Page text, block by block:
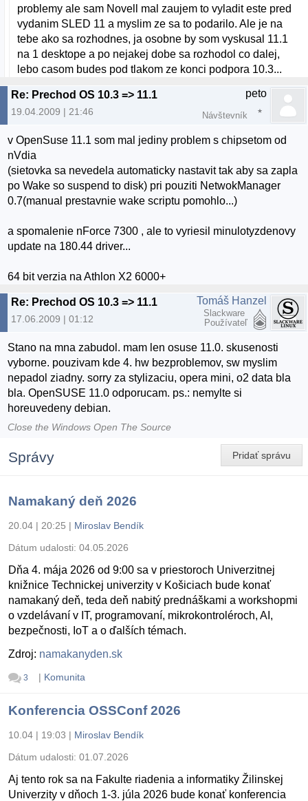
problemy ale sam Novell mal zaujem to vyladit este pred
vydanim SLED 11 a myslim ze sa to podarilo. Ale je na
tebe ako sa rozhodnes, ja osobne by som vyskusal 11.1
na 1 desktope a po nejakej dobe sa rozhodol co dalej,
lebo casom budes pod tlakom ze konci podpora 10.3...
Re: Prechod OS 10.3 => 11.1
19.04.2009 | 21:46
peto
Návštevník
v OpenSuse 11.1 som mal jediny problem s chipsetom od
nVdia
(sietovka sa nevedela automaticky nastavit tak aby sa zapla
po Wake so suspend to disk) pri pouziti NetwokManager
0.7(manual prestavnie wake scriptu pomohlo...)
a spomalenie nForce 7300 , ale to vyriesil minulotyzdenovy
update na 180.44 driver...
64 bit verzia na Athlon X2 6000+
Re: Prechod OS 10.3 => 11.1
17.06.2009 | 01:12
Tomáš Hanzel
Slackware
Používateľ
Stano na mna zabudol. mam len osuse 11.0. skusenosti
vyborne. pouzivam kde 4. hw bezproblemov, sw myslim
nepadol ziadny. sorry za stylizaciu, opera mini, o2 data bla
bla. OpenSUSE 11.0 odporucam. ps.: nemylte si
horeuvedeny debian.
Close the Windows Open The Source
Pridať správu
Správy
Namakaný deň 2026
20.04 | 20:25 | Miroslav Bendík
Dátum udalosti: 04.05.2026
Dňa 4. mája 2026 od 9:00 sa v priestoroch Univerzitnej
knižnice Technickej univerzity v Košiciach bude konať
namakaný deň, teda deň nabitý prednáškami a workshopmi
o vzdelávaní v IT, programovaní, mikrokontroléroch, AI,
bezpečnosti, IoT a o ďalších témach.
Zdroj: namakanyden.sk
3 | Komunita
Konferencia OSSConf 2026
10.04 | 19:03 | Miroslav Bendík
Dátum udalosti: 01.07.2026
Aj tento rok sa na Fakulte riadenia a informatiky Žilinskej
Univerzity v dňoch 1-3. júla 2026 bude konať konferencia